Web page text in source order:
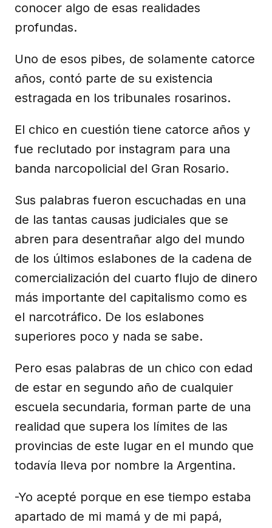
conocer algo de esas realidades
profundas.
Uno de esos pibes, de solamente catorce
años, contó parte de su existencia
estragada en los tribunales rosarinos.
El chico en cuestión tiene catorce años y
fue reclutado por instagram para una
banda narcopolicial del Gran Rosario.
Sus palabras fueron escuchadas en una
de las tantas causas judiciales que se
abren para desentrañar algo del mundo
de los últimos eslabones de la cadena de
comercialización del cuarto flujo de dinero
más importante del capitalismo como es
el narcotráfico. De los eslabones
superiores poco y nada se sabe.
Pero esas palabras de un chico con edad
de estar en segundo año de cualquier
escuela secundaria, forman parte de una
realidad que supera los límites de las
provincias de este lugar en el mundo que
todavía lleva por nombre la Argentina.
-Yo acepté porque en ese tiempo estaba
apartado de mi mamá y de mi papá,